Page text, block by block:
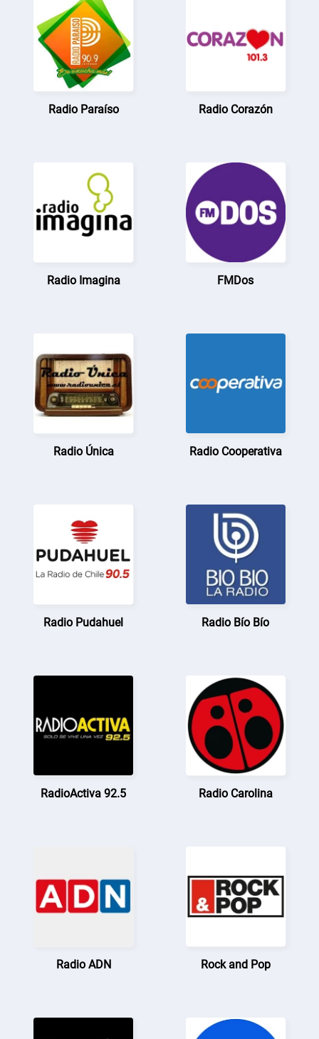
Radio Paraíso Radio Corazón
Radio Imagina FMDos
Radio Única Radio Cooperativa
Radio Pudahuel Radio Bío Bío
RadioActiva 92.5 Radio Carolina
Radio ADN Rock and Pop